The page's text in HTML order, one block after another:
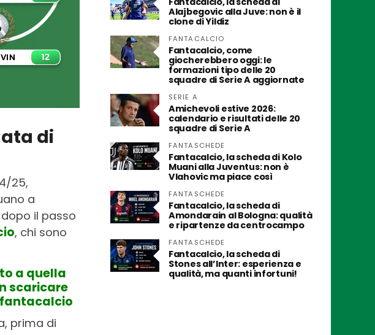
di
25,
a
il passo
, chi sono
a quella
scaricare
prima di
Alajbegovic alla Juve: non è il
clone di Yildiz
FANTACALCIO
Fantacalcio, come
giocherebbero oggi: le
formazioni tipo delle 20
squadre di Serie A aggiornate
SERIE A
Amichevoli estive 2026:
calendario e risultati delle 20
squadre di Serie A
FANTASCHEDE
Fantacalcio, la scheda di Kolo
Muani alla Juventus: non è
Vlahovic ma piace così
FANTASCHEDE
Fantacalcio, la scheda di
Amondarain al Bologna: qualità
e ripartenze da centrocampo
FANTASCHEDE
Fantacalcio, la scheda di
Stones all’Inter: esperienza e
qualità, ma quanti infortuni!